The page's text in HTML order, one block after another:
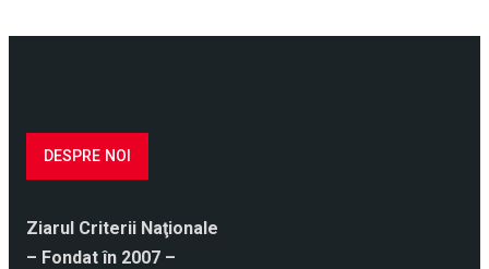
DESPRE NOI
Ziarul Criterii Naţionale
– Fondat în 2007 –